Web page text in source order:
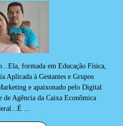
formada em Educação Física,
Aplicada à Gestantes e Grupos
e apaixonado pelo Digital
de Agência da Caixa Econômica
...